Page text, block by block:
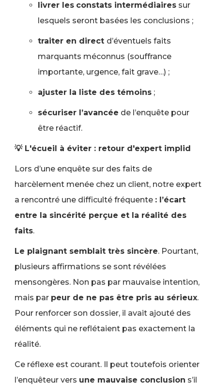
livrer les constats intermédiaires sur
lesquels seront basées les conclusions ;
traiter en direct d’éventuels faits
marquants méconnus (souffrance
importante, urgence, fait grave…) ;
ajuster la liste des témoins ;
sécuriser l’avancée de l’enquête pour
être réactif.
💡 L'écueil à éviter : retour d'expert implid
Lors d’une enquête sur des faits de
harcèlement menée chez un client, notre expert
a rencontré une difficulté fréquente : l’écart
entre la sincérité perçue et la réalité des
faits.
Le plaignant semblait très sincère. Pourtant,
plusieurs affirmations se sont révélées
mensongères. Non pas par mauvaise intention,
mais par peur de ne pas être pris au sérieux.
Pour renforcer son dossier, il avait ajouté des
éléments qui ne reflétaient pas exactement la
réalité.
Ce réflexe est courant. Il peut toutefois orienter
l’enquêteur vers une mauvaise conclusion s’il